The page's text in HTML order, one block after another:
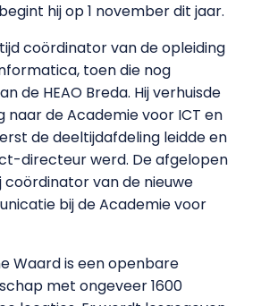
hij op 1 november dit jaar.
coördinator van de opleiding
toen die nog
de HEAO Breda. Hij verhuisde
naar de Academie voor ICT en
de deeltijdafdeling leidde en
directeur werd. De afgelopen
coördinator van de nieuwe
bij de Academie voor
Waard is een openbare
met ongeveer 1600